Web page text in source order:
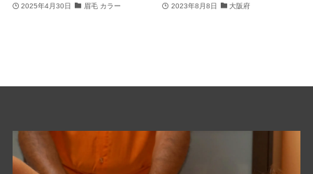
2025年4月30日 眉毛 カラー 2023年8月8日 大阪府